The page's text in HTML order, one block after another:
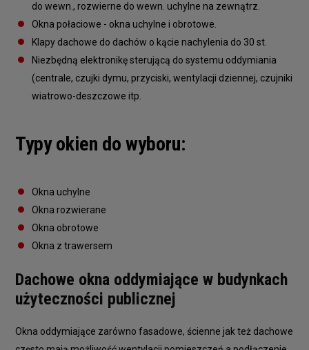
do wewn., rozwierne do wewn. uchylne na zewnątrz.
Okna połaciowe - okna uchylne i obrotowe.
Klapy dachowe do dachów o kącie nachylenia do 30 st.
Niezbędną elektronikę sterującą do systemu oddymiania
(centrale, czujki dymu, przyciski, wentylacji dziennej, czujniki
wiatrowo-deszczowe itp.
Typy okien do wyboru:
Okna uchylne
Okna rozwierane
Okna obrotowe
Okna z trawersem
Dachowe okna oddymiające w budynkach
użyteczności publicznej
Okna oddymiające zarówno fasadowe, ścienne jak też dachowe